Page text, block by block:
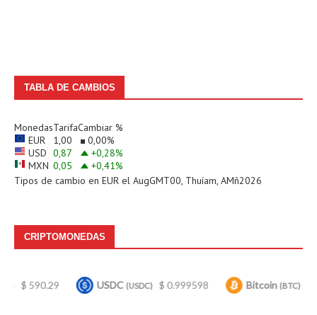
TABLA DE CAMBIOS
MonedasTarifaCambiar %
EUR
1,00 0,00%
USD 0,87 +0,28%
MXN 0,05 +0,41%
Tipos de cambio en EUR el AugGMT00, Thuíam, AMñ2026
CRIPTOMONEDAS
USDC(USDC) $ 0.999598 Bitcoin(BTC) $ 64,399.00